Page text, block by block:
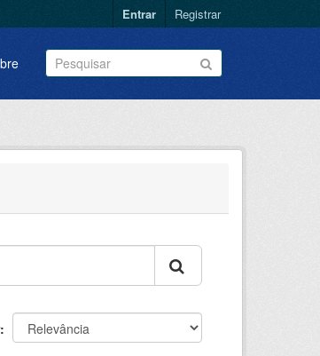
Entrar Registrar